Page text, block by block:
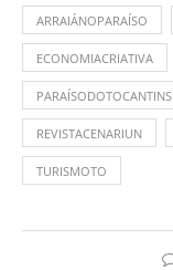
ARRAIÁNOPARAÍSO
ECONOMIACRIATIVA
PARAÍSODOTOCANTINS
REVISTACENARIUN
TURISMOTO